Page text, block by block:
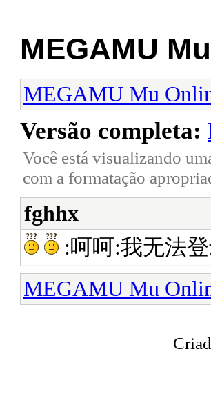
MEGAMU
MEGAMU Mu
Versão completa:
Você está visualizando
com a formatação
fghhx
:呵呵:我无法
MEGAMU Mu